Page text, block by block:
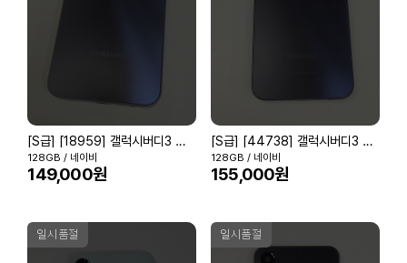
[S급] [18959] 갤럭시버디3 네이비
128GB / 네이비
149,000원
[S급] [44738] 갤럭시버디3 네이비
128GB / 네이비
155,000원
일시품절 일시품절